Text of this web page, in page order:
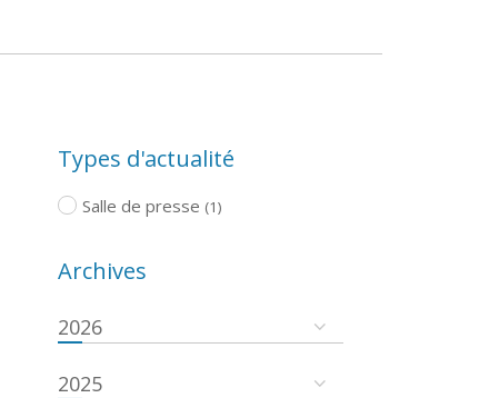
Types d'actualité
Salle de presse (1)
Archives
2026
2025